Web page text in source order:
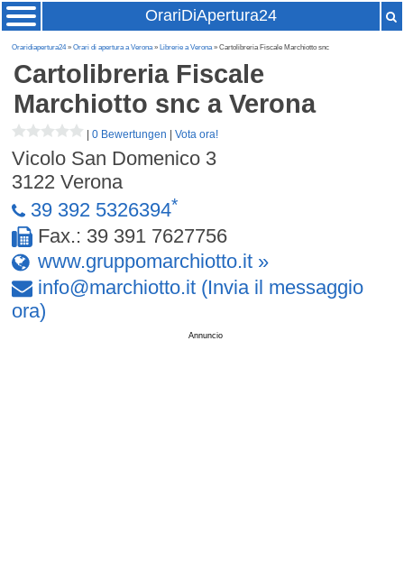
OrariDiApertura24
Oraridiapertura24»Orari di apertura a Verona» Librerie a Verona» Cartolibreria Fiscale Marchiotto snc
Cartolibreria Fiscale
Marchiotto snc a Verona
|0 Bewertungen |Vota ora!
Vicolo San Domenico 3
3122 Verona
39 392 5326394*
Fax.: 39 391 7627756
www.gruppomarchiotto.it »
info@marchiotto.it (Invia il messaggio
ora)
Annuncio